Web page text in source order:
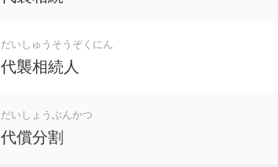
だいしゅうそうぞくにん
代襲相続人
だいしょうぶんかつ
代償分割